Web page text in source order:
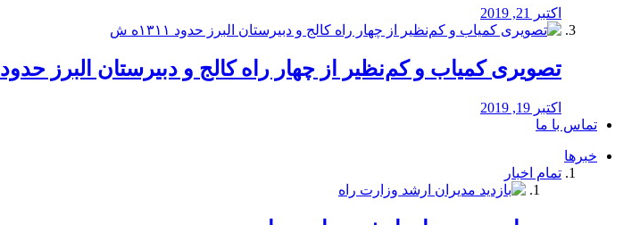
اکتبر 21, 2019
️تصویری کمیاب و کم‌نظیر از چهار راه كالج و دبيرستان البرز حدود ۱۳۱۱ه ش
اکتبر 19, 2019
تماس با ما
خبرها
تمام اخبار